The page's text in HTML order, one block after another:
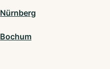
Nürnberg
Bochum